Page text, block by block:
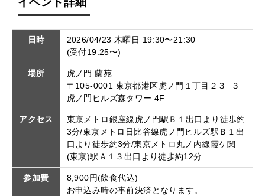
日時
2026/04/23 木曜日 19:30〜21:30
(受付19:25〜)
場所
虎ノ門 蘭苑
〒105-0001 東京都港区虎ノ門１丁目２３−３
虎ノ門ヒルズ森タワー 4F
アクセス
東京メトロ銀座線虎ノ門駅Ｂ１出口より徒歩約
3分/東京メトロ日比谷線虎ノ門ヒルズ駅Ｂ１出
口より徒歩約3分/東京メトロ丸ノ内線霞ケ関
(東京)駅Ａ１３出口より徒歩約12分
参加費
8,900円(飲食代込)
お申込み時の事前決済となります。